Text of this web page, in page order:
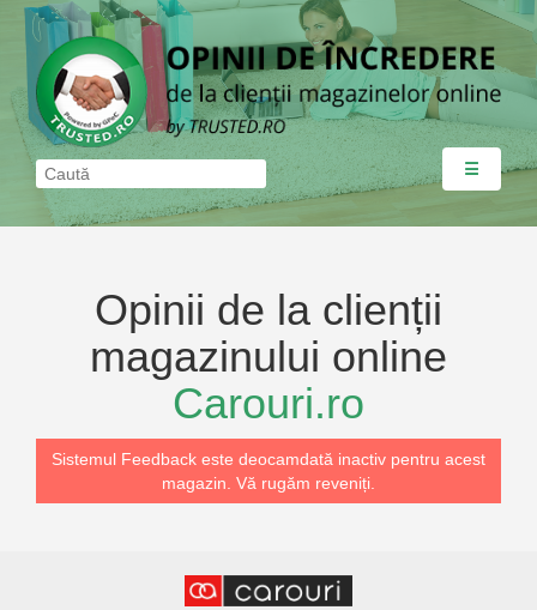
☰
Opinii de la clienții
magazinului online
Carouri.ro
Sistemul Feedback este deocamdată inactiv pentru acest
magazin. Vă rugăm reveniți.